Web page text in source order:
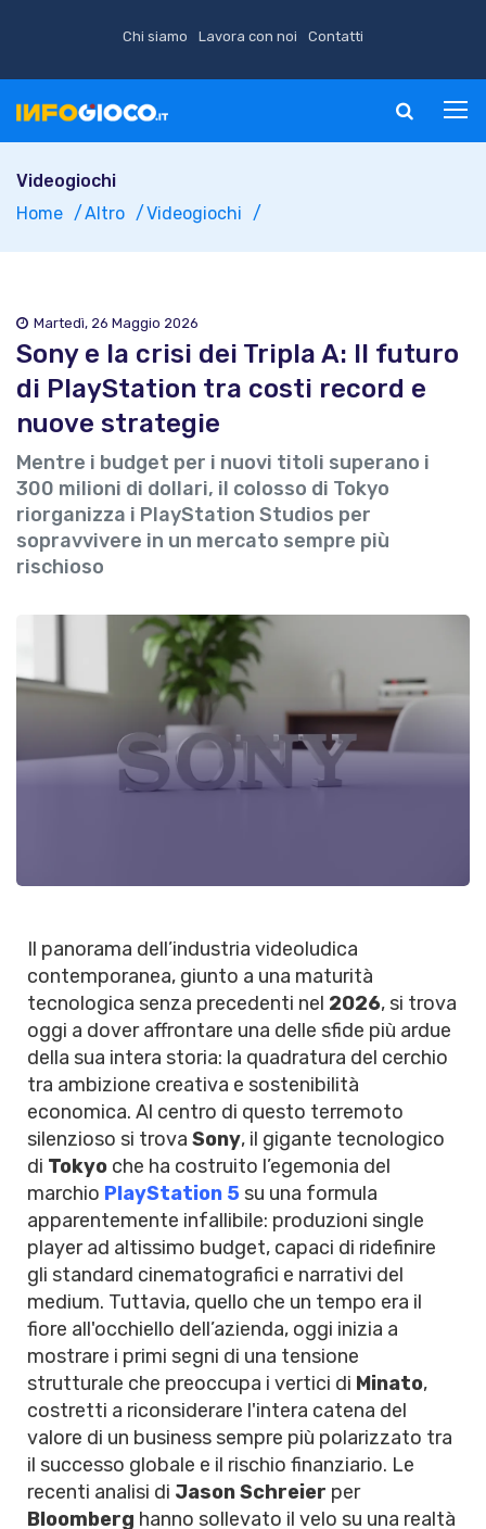
Chi siamo Lavora con noi Contatti
Videogiochi
Home
Altro Videogiochi
Martedì, 26 Maggio 2026
Sony e la crisi dei Tripla A: Il futuro
di PlayStation tra costi record e
nuove strategie
Mentre i budget per i nuovi titoli superano i
300 milioni di dollari, il colosso di Tokyo
riorganizza i PlayStation Studios per
sopravvivere in un mercato sempre più
rischioso
Il panorama dell’industria videoludica
contemporanea, giunto a una maturità
tecnologica senza precedenti nel 2026, si trova
oggi a dover affrontare una delle sfide più ardue
della sua intera storia: la quadratura del cerchio
tra ambizione creativa e sostenibilità
economica. Al centro di questo terremoto
silenzioso si trova Sony, il gigante tecnologico
di Tokyo che ha costruito l’egemonia del
marchio PlayStation 5 su una formula
apparentemente infallibile: produzioni single
player ad altissimo budget, capaci di ridefinire
gli standard cinematografici e narrativi del
medium. Tuttavia, quello che un tempo era il
fiore all'occhiello dell’azienda, oggi inizia a
mostrare i primi segni di una tensione
strutturale che preoccupa i vertici di Minato,
costretti a riconsiderare l'intera catena del
valore di un business sempre più polarizzato tra
il successo globale e il rischio finanziario. Le
recenti analisi di Jason Schreier per
Bloomberg hanno sollevato il velo su una realtà